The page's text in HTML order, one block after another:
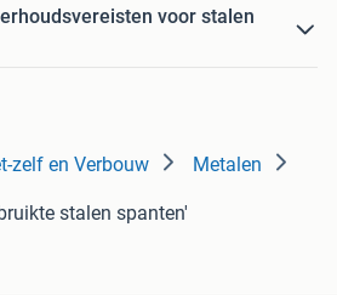
voor stalen
zelf en Verbouw Metalen
stalen spanten'